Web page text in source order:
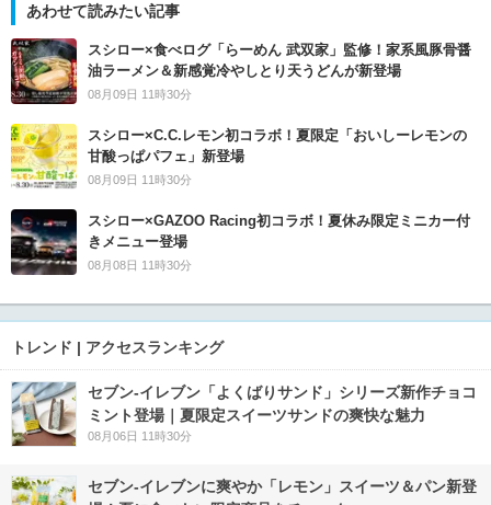
あわせて読みたい記事
スシロー×食べログ「らーめん 武双家」監修！家系風豚骨醤
油ラーメン＆新感覚冷やしとり天うどんが新登場
08月09日 11時30分
スシロー×C.C.レモン初コラボ！夏限定「おいしーレモンの
甘酸っぱパフェ」新登場
08月09日 11時30分
スシロー×GAZOO Racing初コラボ！夏休み限定ミニカー付
きメニュー登場
08月08日 11時30分
トレンド | アクセスランキング
セブン‐イレブン「よくばりサンド」シリーズ新作チョコ
ミント登場｜夏限定スイーツサンドの爽快な魅力
08月06日 11時30分
セブン‐イレブンに爽やか「レモン」スイーツ＆パン新登